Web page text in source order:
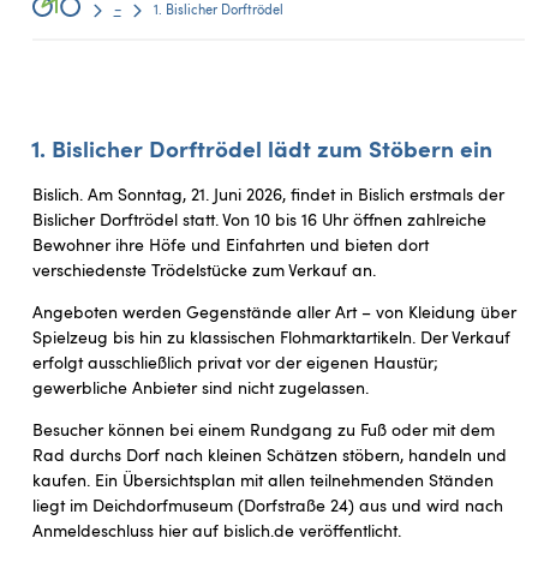
– 1. Bislicher Dorftrödel
1. Bislicher Dorftrödel lädt zum Stöbern ein
Bislich. Am Sonntag, 21. Juni 2026, findet in Bislich erstmals der
Bislicher Dorftrödel statt. Von 10 bis 16 Uhr öffnen zahlreiche
Bewohner ihre Höfe und Einfahrten und bieten dort
verschiedenste Trödelstücke zum Verkauf an.
Angeboten werden Gegenstände aller Art – von Kleidung über
Spielzeug bis hin zu klassischen Flohmarktartikeln. Der Verkauf
erfolgt ausschließlich privat vor der eigenen Haustür;
gewerbliche Anbieter sind nicht zugelassen.
Besucher können bei einem Rundgang zu Fuß oder mit dem
Rad durchs Dorf nach kleinen Schätzen stöbern, handeln und
kaufen. Ein Übersichtsplan mit allen teilnehmenden Ständen
liegt im Deichdorfmuseum (Dorfstraße 24) aus und wird nach
Anmeldeschluss hier auf bislich.de veröffentlicht.